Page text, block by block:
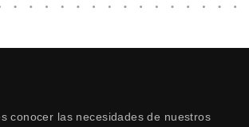
conocer las necesidades de nuestros